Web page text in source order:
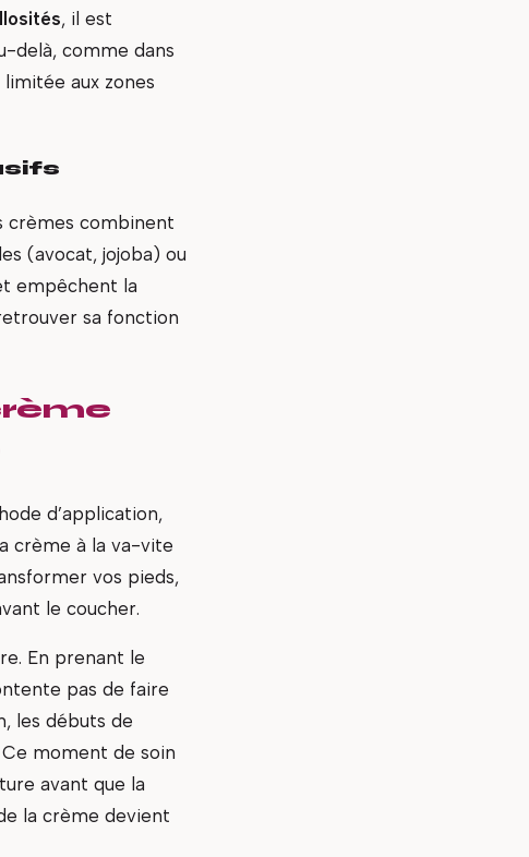
, il est
delà, comme dans
aux zones
crèmes combinent
(avocat, jojoba) ou
empêchent la
sa fonction
d’application,
crème à la va-vite
vos pieds,
le coucher.
En prenant le
pas de faire
les débuts de
moment de soin
avant que la
la crème devient